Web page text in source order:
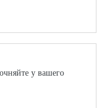
у вашего